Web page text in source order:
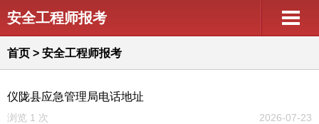
安全工程师报考
首页 > 安全工程师报考
仪陇县应急管理局电话地址
浏览 1 次 2026-07-23